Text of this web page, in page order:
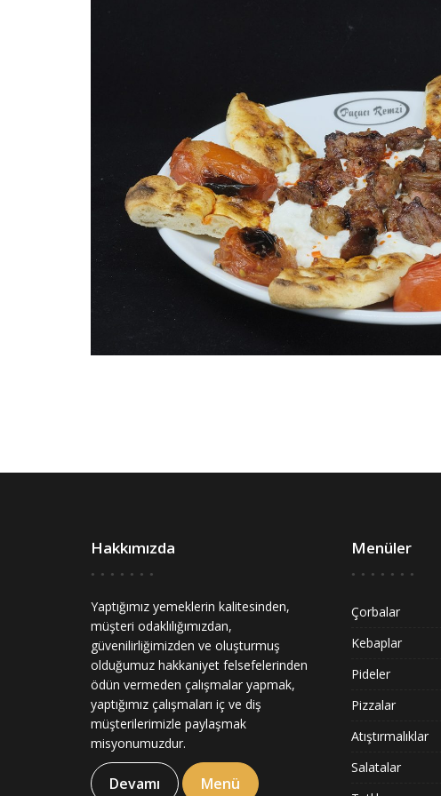
Hakkımızda
Yaptığımız yemeklerin kalitesinden,
müşteri odaklılığımızdan,
güvenilirliğimizden ve oluşturmuş
olduğumuz hakkaniyet felsefelerinden
ödün vermeden çalışmalar yapmak,
yaptığımız çalışmaları iç ve diş
müşterilerimizle paylaşmak
misyonumuzdur.
Devamı Menü
Menüler
Çorbalar
Kebaplar
Pideler
Pizzalar
Atıştırmalıklar
Salatalar